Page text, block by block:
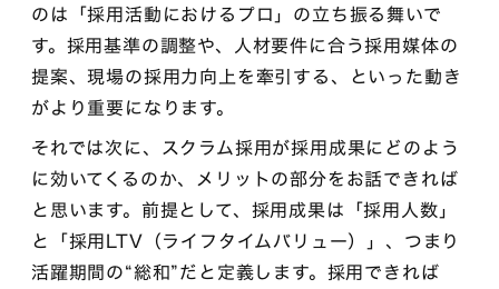
のは「採用活動におけるプロ」の立ち振る舞いで
す。採用基準の調整や、人材要件に合う採用媒体の
提案、現場の採用力向上を牽引する、といった動き
がより重要になります。
それでは次に、スクラム採用が採用成果にどのよう
に効いてくるのか、メリットの部分をお話できれば
と思います。前提として、採用成果は「採用人数」
と「採用LTV（ライフタイムバリュー）」、つまり
活躍期間の“総和”だと定義します。採用できれば